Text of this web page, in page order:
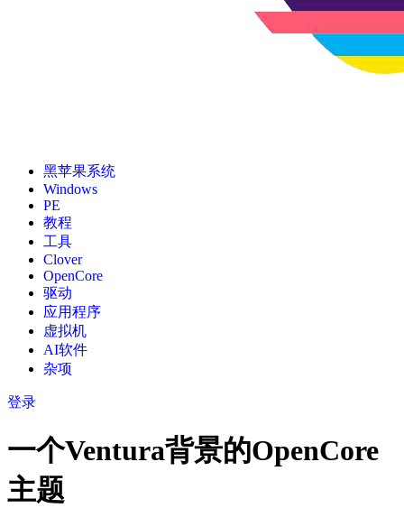
黑苹果系统
Windows
PE
教程
工具
Clover
OpenCore
驱动
应用程序
虚拟机
AI软件
杂项
登录
一个Ventura背景的OpenCore
主题